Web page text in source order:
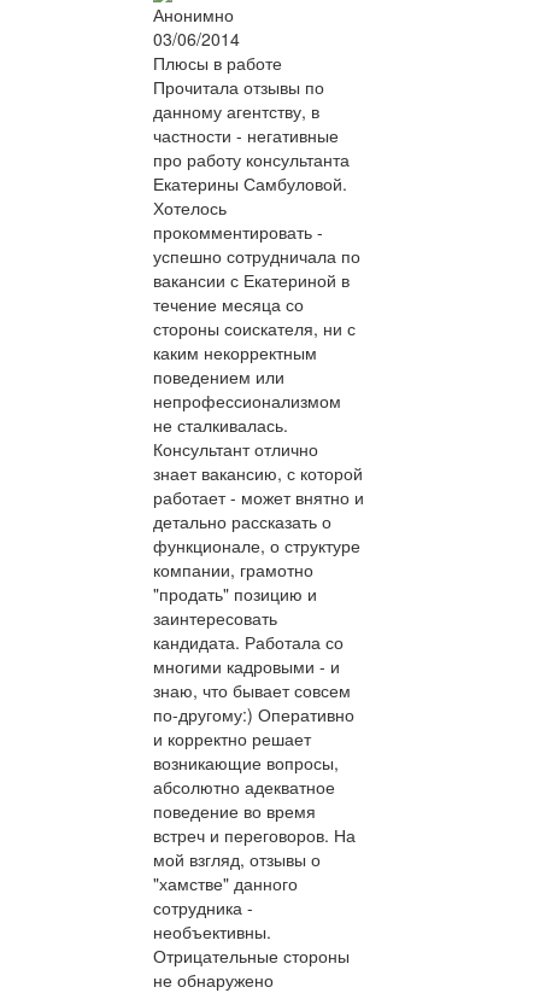
Анонимно
03/06/2014
Плюсы в работе
Прочитала отзывы по
данному агентству, в
частности - негативные
про работу консультанта
Екатерины Самбуловой.
Хотелось
прокомментировать -
успешно сотрудничала по
вакансии с Екатериной в
течение месяца со
стороны соискателя, ни с
каким некорректным
поведением или
непрофессионализмом
не сталкивалась.
Консультант отлично
знает вакансию, с которой
работает - может внятно и
детально рассказать о
функционале, о структуре
компании, грамотно
"продать" позицию и
заинтересовать
кандидата. Работала со
многими кадровыми - и
знаю, что бывает совсем
по-другому:) Оперативно
и корректно решает
возникающие вопросы,
абсолютно адекватное
поведение во время
встреч и переговоров. На
мой взгляд, отзывы о
"хамстве" данного
сотрудника -
необъективны.
Отрицательные стороны
не обнаружено